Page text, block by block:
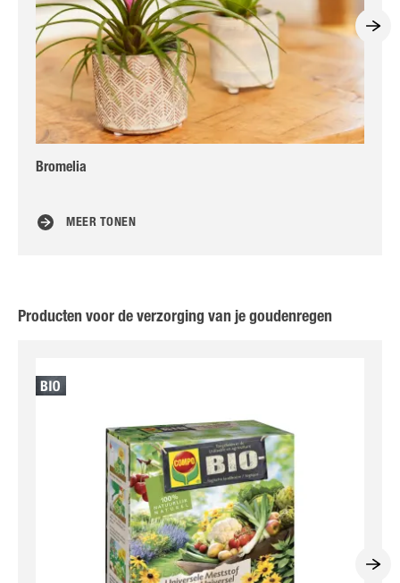
Bromelia
MEER TONEN
Producten voor de verzorging van je goudenregen